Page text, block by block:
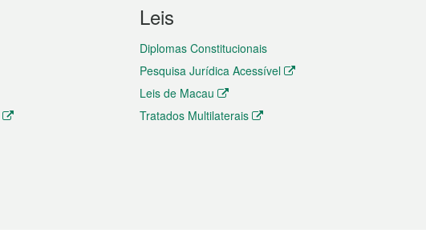
Leis
Diplomas Constitucionais
Pesquisa Jurídica Acessível
Leis de Macau
Tratados Multilaterais